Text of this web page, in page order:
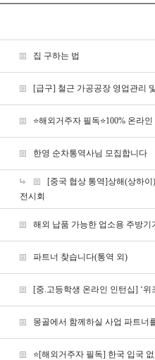
집 구하는 법
[급구] 철근 가공공장 영업관리
⭐해외거주자 필독⭐100% 온라
한영 순차통역사님 모집합니다
[중국 협상 통역]상해(상하이
전시회
해외 납품 가능한 업소용 주방기
파트너 찾습니다(통역 외)
[중.고등학생 온라인 인턴십] ‘위
몽골에서 함께하실 사업 파트너
⭐[해외거주자 필독] 한국 입국